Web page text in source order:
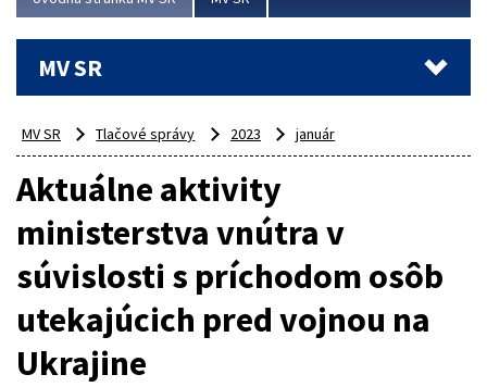
MV SR
MV SR Tlačové správy 2023 január
Aktuálne aktivity
ministerstva vnútra v
súvislosti s príchodom osôb
utekajúcich pred vojnou na
Ukrajine